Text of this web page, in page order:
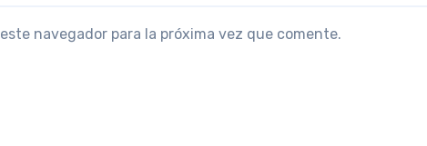
navegador para la próxima vez que comente.